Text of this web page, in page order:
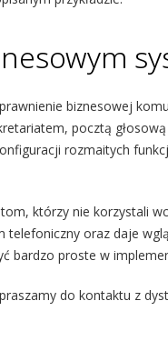
biznesowej
pocztą
rozmaitych
którzy nie korzystali
oraz daje
bardzo proste w
do kontaktu z